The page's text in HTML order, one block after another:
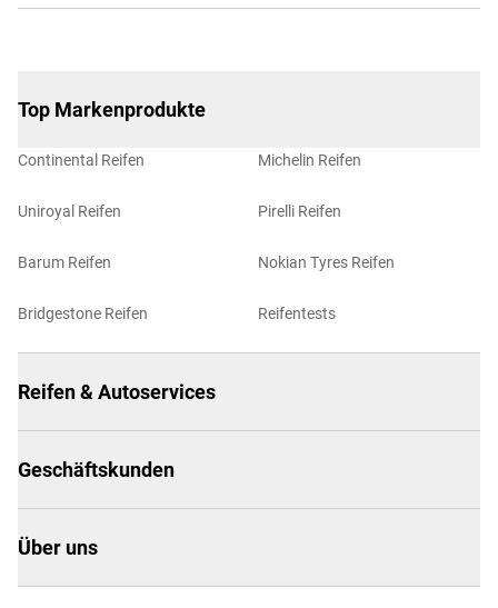
Top Markenprodukte
Continental Reifen
Uniroyal Reifen
Barum Reifen
Bridgestone Reifen
Michelin Reifen
Pirelli Reifen
Nokian Tyres Reifen
Reifentests
Reifen & Autoservices
Geschäftskunden
Über uns